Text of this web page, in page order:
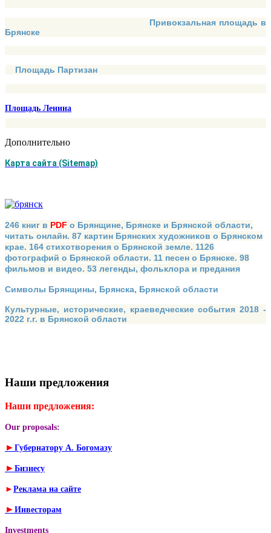
Привокзальная площадь в
Брянске
Площадь Партизан
Площадь Ленина
Дополнительно
Карта сайта (Sitemap)
246 книг в PDF о Брянщине, Брянске и Брянской области,
читать онлайн. 87 картин Брянских художников о Брянском
крае. 164 стихотворения о Брянской земле. 1126
фотографий о Брянской области. 11 песен о Брянске. 98
фильмов и видео. 53 легенды, фольклора и предания
Символы Брянщины, Брянска, Брянской области
Культурные, исторические, краеведческие события 2018 -
2022 г.г. в Брянской области
Наши предложения
Наши предложения:
Our proposals:
► Губернатору А. Богомазу
► Бизнесу
► Реклама на сайте
► Инвесторам
Investments